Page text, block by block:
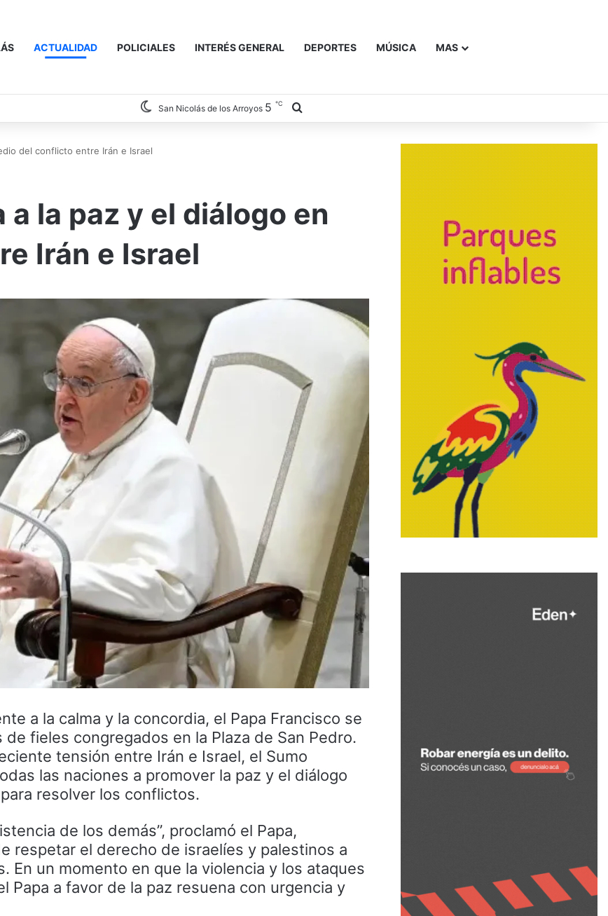
ACTUALIDAD POLICIALES INTERÉS GENERAL DEPORTES MÚSICA MAS
San Nicolás de los Arroyos 5 ℃ Buscar
del conflicto entre Irán e Israel
a la paz y el diálogo en
Irán e Israel
a la calma y la concordia, el Papa Francisco se
de fieles congregados en la Plaza de San Pedro.
tensión entre Irán e Israel, el Sumo
las naciones a promover la paz y el diálogo
resolver los conflictos.
de los demás”, proclamó el Papa,
respetar el derecho de israelíes y palestinos a
En un momento en que la violencia y los ataques
Papa a favor de la paz resuena con urgencia y